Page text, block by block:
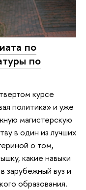
по
по
курсе
политика» и уже
магистерскую
в один из лучших
о том,
какие навыки
зарубежный вуз и
образования.